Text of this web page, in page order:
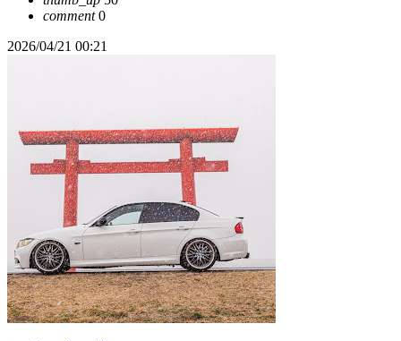
comment0
2026/04/21 00:21